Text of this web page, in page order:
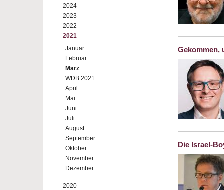
2024
2023
2022
2021
Januar
Februar
März
WDB 2021
April
Mai
Juni
Juli
August
September
Oktober
November
Dezember
2020
Gekommen,
Die Israel-